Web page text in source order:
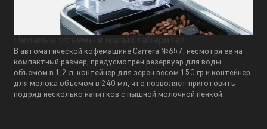
В автоматической кофемашине Carrera №657, несмотря ее на
компактный размер, предусмотрен резервуар для воды
объемом в 1,2 л, контейнер для зерен весом 150 гр и контейнер
для молока объемом в 240 мл, что позволяет приготовить
подряд несколько напитков с пышной молочной пенкой.